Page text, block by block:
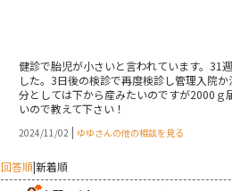
健診で胎児が小さいと言われています。31
した。3日後の検診で再度検診し管理入院
分としては下から産みたいのですが2000ｇ
いので教えて下さい！
2024/11/02 | ゆゆさんの他の相談を見る
回答順|新着順